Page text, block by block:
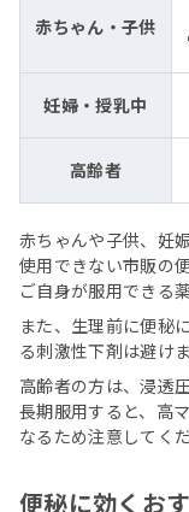
赤ちゃん・子供
妊婦・授乳中
高齢者
赤ちゃんや子供、妊
使用できない市販の
ご自身が服用できる
また、生理前に便秘
る刺激性下剤は避け
高齢者の方は、浸透
長期服用すると、高
なるため注意してくだ
便秘に効くお